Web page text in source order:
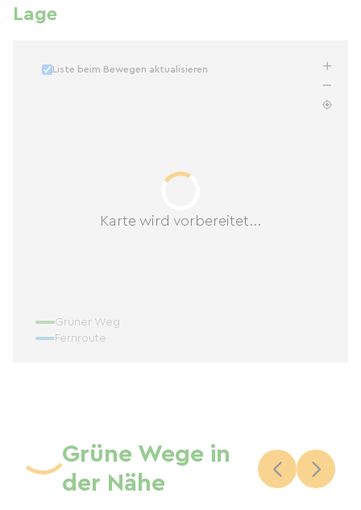
Lage
Karte wird vorbereitet...
Liste beim Bewegen aktualisieren
Grüner Weg
Fernroute
Grüne Wege in
der Nähe